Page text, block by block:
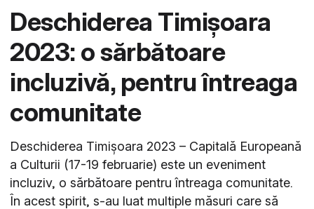
Deschiderea Timișoara
2023: o sărbătoare
incluzivă, pentru întreaga
comunitate
Deschiderea Timișoara 2023 – Capitală Europeană
a Culturii (17-19 februarie) este un eveniment
incluziv, o sărbătoare pentru întreaga comunitate.
În acest spirit, s-au luat multiple măsuri care să